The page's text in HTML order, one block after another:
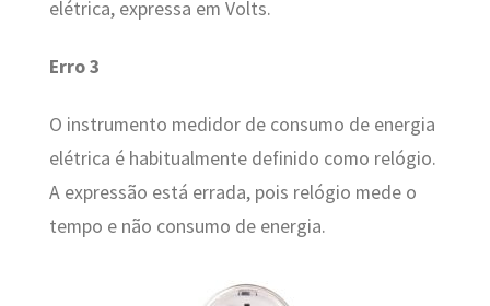
elétrica, expressa em Volts.
Erro 3
O instrumento medidor de consumo de energia
elétrica é habitualmente definido como relógio.
A expressão está errada, pois relógio mede o
tempo e não consumo de energia.